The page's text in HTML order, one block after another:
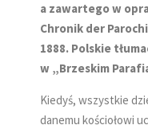
a zawartego w
Chronik der
1888. Polskie
w „Brzeskim
Kiedyś, wszystkie
danemu kościołowi